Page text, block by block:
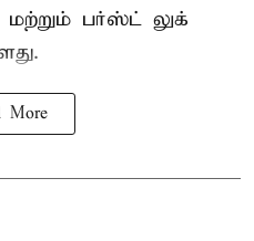
மற்றும் பர்ஸ்ட் லுக்
More